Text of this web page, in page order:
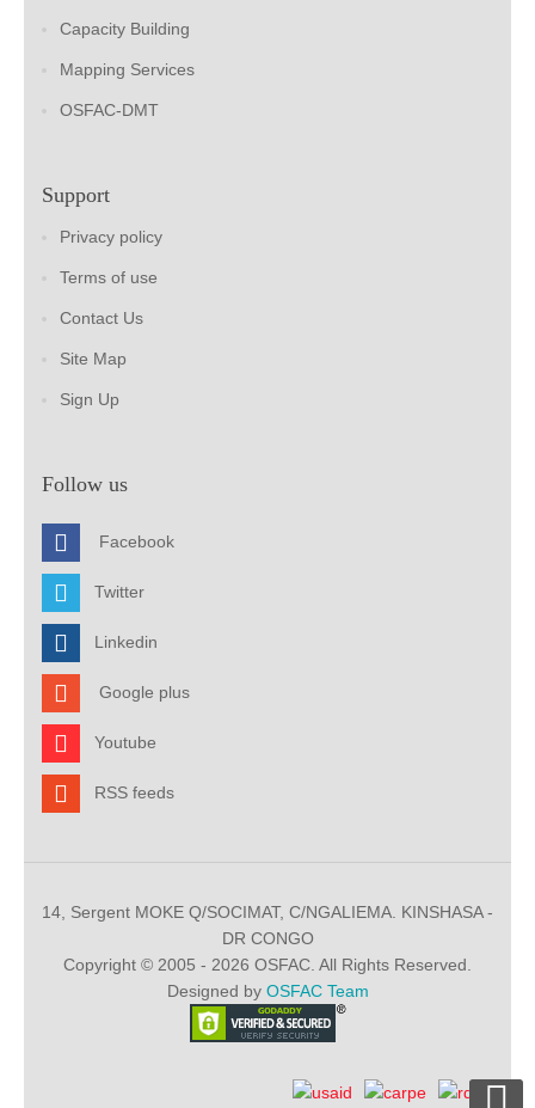
Capacity Building
Mapping Services
OSFAC-DMT
Support
Privacy policy
Terms of use
Contact Us
Site Map
Sign Up
Follow us
Facebook
Twitter
Linkedin
Google plus
Youtube
RSS feeds
14, Sergent MOKE Q/SOCIMAT, C/NGALIEMA. KINSHASA -
DR CONGO
Copyright © 2005 - 2026 OSFAC. All Rights Reserved.
Designed by OSFAC Team